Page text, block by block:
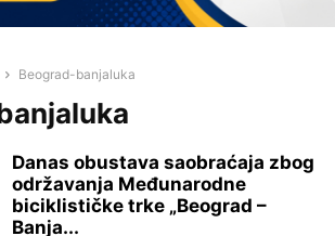
Beograd-banjaluka
Danas obustava saobraćaja zbog
održavanja Međunarodne
biciklističke trke „Beograd –
Banja...